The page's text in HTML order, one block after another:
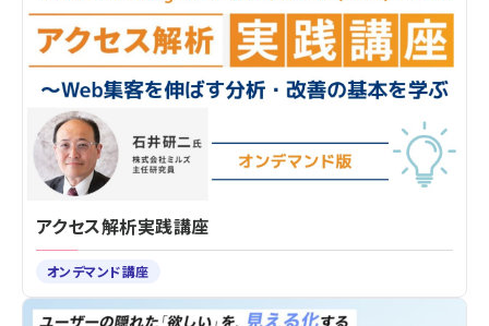
アクセス解析実践講座
オンデマンド講座